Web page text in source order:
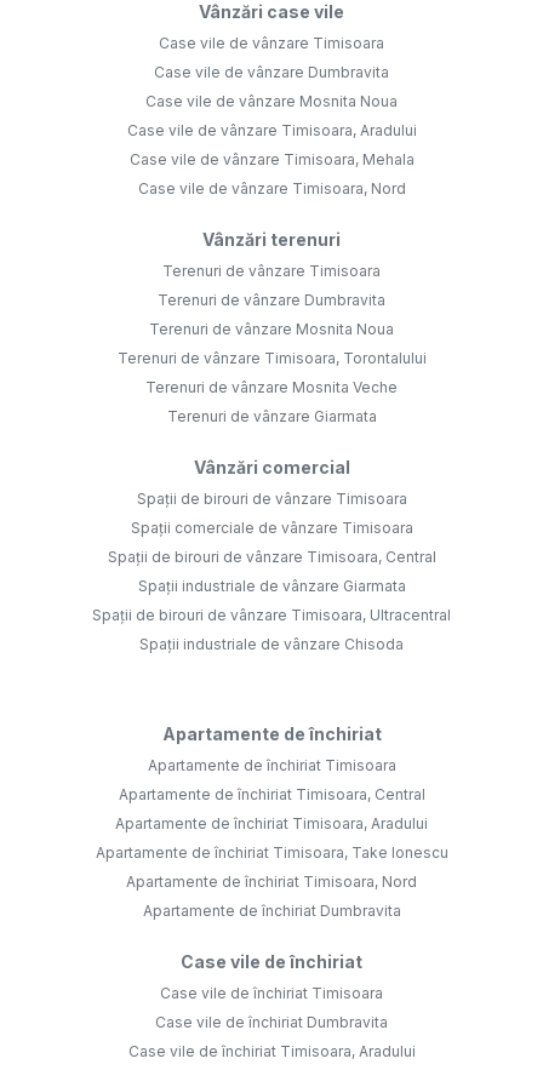
Vânzări case vile
Case vile de vânzare Timisoara
Case vile de vânzare Dumbravita
Case vile de vânzare Mosnita Noua
Case vile de vânzare Timisoara, Aradului
Case vile de vânzare Timisoara, Mehala
Case vile de vânzare Timisoara, Nord
Vânzări terenuri
Terenuri de vânzare Timisoara
Terenuri de vânzare Dumbravita
Terenuri de vânzare Mosnita Noua
Terenuri de vânzare Timisoara, Torontalului
Terenuri de vânzare Mosnita Veche
Terenuri de vânzare Giarmata
Vânzări comercial
Spații de birouri de vânzare Timisoara
Spații comerciale de vânzare Timisoara
Spații de birouri de vânzare Timisoara, Central
Spații industriale de vânzare Giarmata
Spații de birouri de vânzare Timisoara, Ultracentral
Spații industriale de vânzare Chisoda
Apartamente de închiriat
Apartamente de închiriat Timisoara
Apartamente de închiriat Timisoara, Central
Apartamente de închiriat Timisoara, Aradului
Apartamente de închiriat Timisoara, Take Ionescu
Apartamente de închiriat Timisoara, Nord
Apartamente de închiriat Dumbravita
Case vile de închiriat
Case vile de închiriat Timisoara
Case vile de închiriat Dumbravita
Case vile de închiriat Timisoara, Aradului